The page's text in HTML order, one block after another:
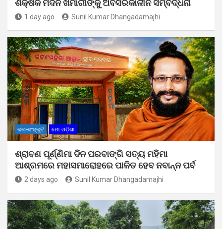
ଶିକ୍ଷକ ମଦନ ଖମାରୀଙ୍କୁ ଅବସରକାଳୀନ ସମ୍ବର୍ଦ୍ଧନା
1 day ago Sunil Kumar Dhangadamajhi
କଳା-ସଂସ୍କୃତି ମୋ ଓଡ଼ିଶା
ଶ୍ରାବଣ ପୂର୍ଣ୍ଣିମା ଦିନ ପରବାଙ୍ଗି ସତ୍ୟ ମହିମା
ଆଶ୍ରମରେ ମହାସମାରୋହରେ ପାଳିତ ହେବ ନବାନ୍ନ ପର୍ବ
2 days ago Sunil Kumar Dhangadamajhi